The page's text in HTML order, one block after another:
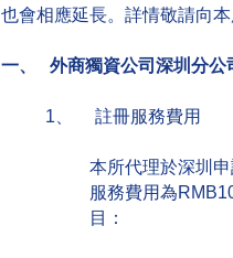
也會相應延長。詳情敬請向
一、 外商獨資公司深圳分公
1、 註冊服務費用
本所代理於深圳
服務費用為
目：